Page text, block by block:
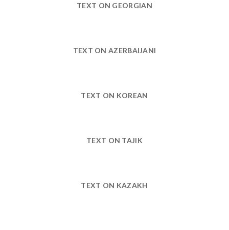
TEXT ON GEORGIAN
TEXT ON AZERBAIJANI
TEXT ON KOREAN
TEXT ON TAJIK
TEXT ON KAZAKH